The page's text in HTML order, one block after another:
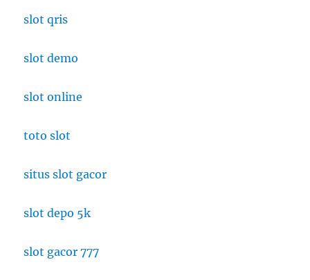
slot qris
slot demo
slot online
toto slot
situs slot gacor
slot depo 5k
slot gacor 777